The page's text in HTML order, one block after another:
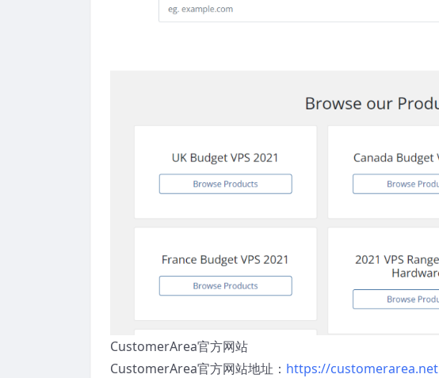
CustomerArea官方网站
CustomerArea官方网站地址： https://customerarea.net